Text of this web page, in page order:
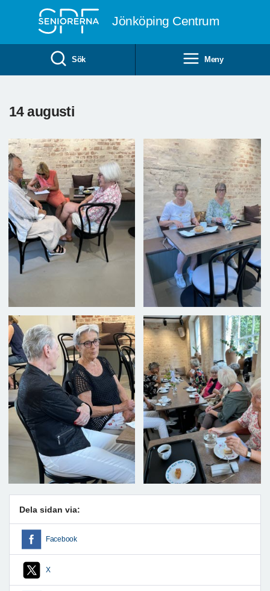
Jönköping Centrum
Sök Meny
14 augusti
Dela sidan via:
Facebook
X